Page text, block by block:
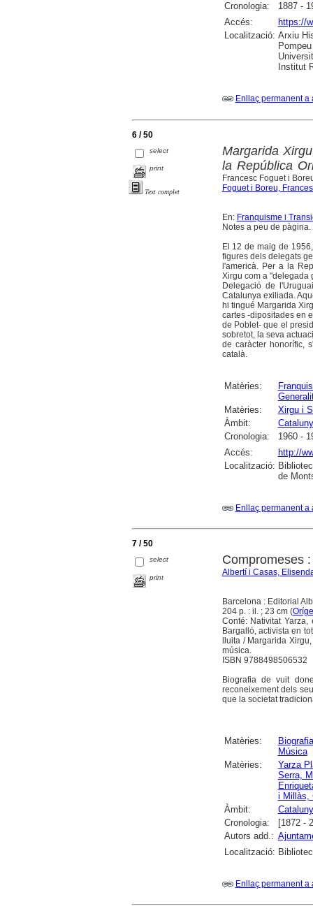
Cronologia:
1887 -
Accés:
https://
Localització: Arxiu
Institut
Enllaç permanent a
6 / 50
select
print
Text complet
Margarida
la República
Francesc Foguet i
Foguet i Boreu,
En: Franquisme i
Notes a peu de
El 12 de maig de
figures dels delegats
l'americà. Per a la
Xirgu com a "delegada
Delegació de
Catalunya exiliada.
hi tingué Margarida
cartes -dipositades en
de Poblet- que el
sobretot, la seva
de caràcter honorífic,
català.
Matèries:
Matèries:
Xirgu i
Àmbit:
Cronologia:
1960 -
Accés:
http://
Localització:
de
Enllaç permanent a
7 / 50
select
print
Compromeses
Albertí i Casas,
Barcelona : Editorial
204 p. : il. ; 23 cm (
Conté: Nativitat
Bargalló, activista en
lluita / Margarida
música.
ISBN 9788498506532
Biografia de vuit
reconeixement dels
que la societat
Matèries:
Biografia
Música
Matèries:
Yarza
Serra,
i Millàs,
Àmbit:
Cronologia:
[1872 -
Autors add.:
Localització:
Enllaç permanent a